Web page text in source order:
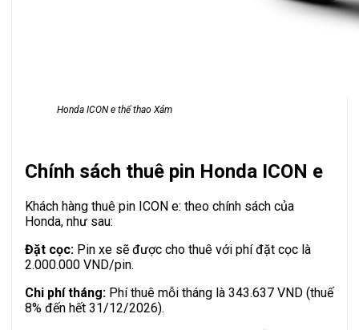
Honda ICON e thể thao Xám
Chính sách thuê pin Honda ICON e
Khách hàng thuê pin ICON e: theo chính sách của
Honda, như sau:
Đặt cọc: Pin xe sẽ được cho thuê với phí đặt cọc là
2.000.000 VND/pin.
Chi phí tháng: Phí thuê mỗi tháng là 343.637 VND (thuế
8% đến hết 31/12/2026).